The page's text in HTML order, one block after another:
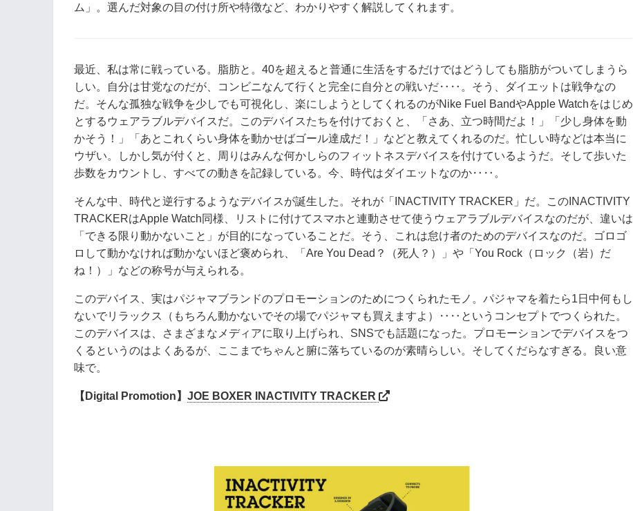
ム」。選んだ対象の目の付け所や特徴など、わかりやすく解説してくれます。
最近、私は常に戦っている。脂肪と。40を超えると普通に生活をするだけではどうしても脂肪がついてしまうら
しい。自分は甘党なのだが、コンビニなんて行くと完全に自分との戦いだ‥‥。そう、ダイエットは戦争なの
だ。そんな孤独な戦争を少しでも可視化し、楽にしようとしてくれるのがNike Fuel BandやApple Watchをはじめ
とするウェアラブルデバイスだ。このデバイスたちを付けておくと、「さあ、立つ時間だよ！」「少し身体を動
かそう！」「あとこれくらい身体を動かせばゴール達成だ！」などと教えてくれるのだ。忙しい時などは本当に
ウザい。しかし気が付くと、周りはみんな何かしらのフィットネスデバイスを付けているようだ。そして歩いた
歩数をカウントし、すべての動きを記録している。今、時代はダイエットなのか‥‥。
そんな中、時代と逆行するようなデバイスが誕生した。それが「INACTIVITY TRACKER」だ。このINACTIVITY
TRACKERはApple Watch同様、リストに付けてスマホと連動させて使うウェアラブルデバイスなのだが、違いは
「できる限り動かないこと」が目的になっていることだ。そう、これは怠け者のためのデバイスなのだ。ゴロゴ
ロして動かなければ動かないほど褒められ、「Are You Dead？（死人？）」や「You Rock（ロック（岩）だ
ね！）」などの称号が与えられる。
このデバイス、実はパジャマブランドのプロモーションのためにつくられたモノ。パジャマを着たら1日中何もし
ないでリラックス（もちろん動かないでその場でパジャマも買えますよ）‥‥というコンセプトでつくられた。
このデバイスは、さまざまなメディアに取り上げられ、SNSでも話題になった。プロモーションでデバイスをつ
くるというのはよくあるが、ここまでちゃんと腑に落ちているのが素晴らしい。そしてくだらなすぎる。良い意
味で。
【Digital Promotion】 JOE BOXER INACTIVITY TRACKER